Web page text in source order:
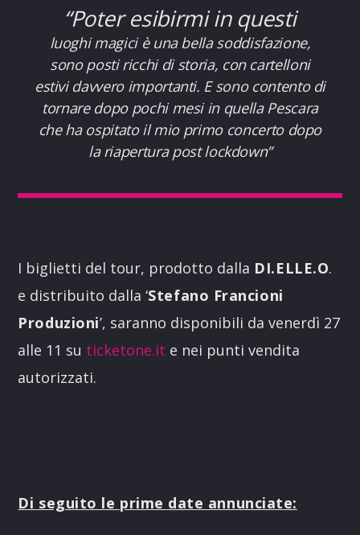
“Poter esibirmi in questi
luoghi magici è una bella soddisfazione,
sono posti ricchi di storia, con cartelloni
estivi davvero importanti. E sono contento di
tornare dopo pochi mesi in quella Pescara
che ha ospitato il mio primo concerto dopo
la riapertura post lockdown”
I biglietti del tour, prodotto dalla DI.ELLE.O.
e distribuito dalla ‘Stefano Francioni
Produzioni’, saranno disponibili da venerdì 27
alle 11 su ticketone.it e nei punti vendita
autorizzati.
Di seguito le prime date annunciate: